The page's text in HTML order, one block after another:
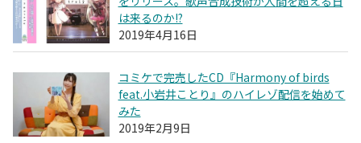
は来るのか!?
2019年4月16日
コミケで完売したCD『Harmony of birds
feat.小岩井ことり』のハイレゾ配信を始めて
みた
2019年2月9日